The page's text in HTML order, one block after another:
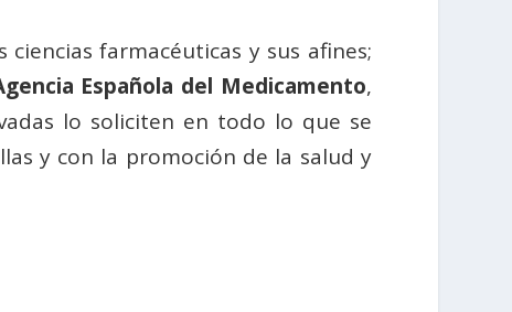
farmacéuticas y sus afines;
Española del Medicamento,
lo soliciten en todo lo que se
y con la promoción de la salud y